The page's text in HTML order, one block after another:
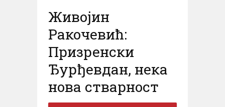
Живојин
Ракочевић:
Призренски
Ђурђевдан, нека
нова стварност